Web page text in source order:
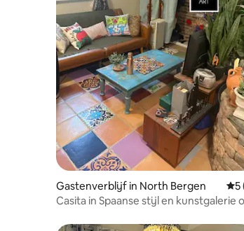
Gastenverblijf in North Bergen
5
Casita in Spaanse stijl en kunstgalerie